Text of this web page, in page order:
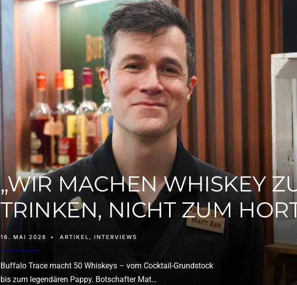
„WIR MACHEN WHISKEY
TRINKEN, NICHT ZUM
16. MAI 2026 • ARTIKEL INTERVIEWS
Buffalo Trace macht 50 Whiskeys – vom Cocktail-Grundstock
bis zum legendären Pappy. Botschafter Mat…